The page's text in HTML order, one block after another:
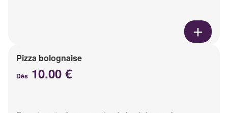
Pizza bolognaise
Dès 10.00 €